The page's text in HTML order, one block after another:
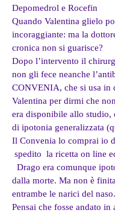
Depomedrol e Rocefin
Quando Valentina glielo
incoraggiante: ma la
cronica non si guarisce?
Dopo l’intervento il
non gli fece neanche
CONVENIA, che si usa in
Valentina per dirmi che
era disponibile allo studio,
di ipotonia generalizzata
Il Convenia lo comprai io
spedito la ricetta on line
Drago era comunque
dalla morte. Ma non è
entrambe le narici del naso.
Pensai che fosse andato